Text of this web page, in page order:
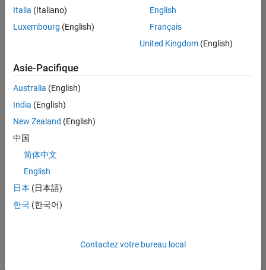
ou
afficher
l’ensemble
d'emploi.
malgré
tout
vous
trouvez
pas
d'offre
corresponde
à vos
Italia (Italiano)
Luxembourg (English)
English
Français
United Kingdom(English)
Asie-Pacifique
Australia (English)
India (English)
New Zealand (English)
中国
简体中文
English
日本 (日本語)
한국 (한국어)
Contactez votre bureau local